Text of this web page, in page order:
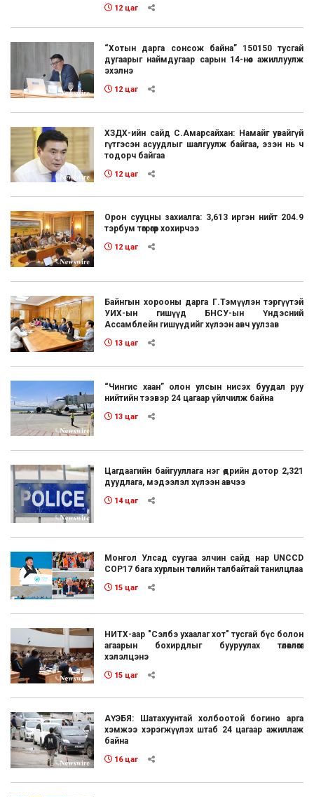
12 цаг
“Хотын дарга сонсож байна” 150150 тусгай
дугаарыг наймдугаар сарын 14-нөөс ажиллуулж
эхэлнэ
12 цаг
ХЗДХ-ийн сайд С.Амарсайхан: Намайг увайгүй
гүтгэсэн асуудлыг шалгуулж байгаа, эзэн нь ч
тодорч байгаа
12 цаг
Орон сууцны захиалга: 3,613 иргэн нийт 204.9
тэрбум төгрөгөөр хохирчээ
12 цаг
Байнгын хорооны дарга Г.Тэмүүлэн тэргүүтэй
УИХ-ын гишүүд БНСУ-ын Үндэсний
Ассамблейн гишүүдийг хүлээн авч уулзав
13 цаг
“Чингис хаан” олон улсын нисэх буудал руу
нийтийн тээвэр 24 цагаар үйлчилж байна
13 цаг
Цагдаагийн байгууллага нэг өдрийн дотор 2,321
дуудлага, мэдээлэл хүлээн авчээ
14 цаг
Монгол Улсад суугаа элчин сайд нар UNCCD
COP17 бага хурлын төслийн талбайтай танилцлаа
15 цаг
НИТХ-аар "Сэлбэ ухаалаг хот" тусгай бүс болон
агаарын бохирдлыг бууруулах төлөвлөгөөг
хэлэлцэнэ
15 цаг
АҮЭБЯ: Шатахуунтай холбоотой богино арга
хэмжээ хэрэгжүүлэх штаб 24 цагаар ажиллаж
байна
16 цаг